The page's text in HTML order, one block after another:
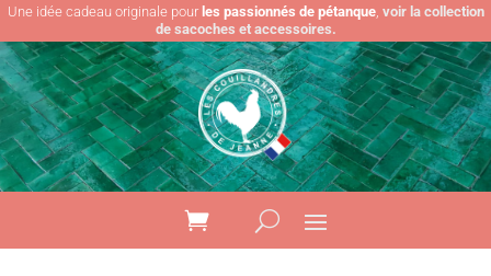
Une idée cadeau originale pour les passionnés de pétanque, voir la collection
de sacoches et accessoires.